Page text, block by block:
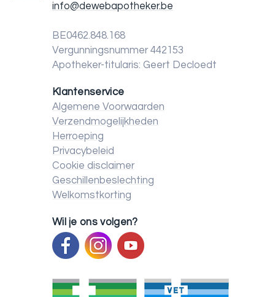
info@dewebapotheker.be
BE0462.848.168
Vergunningsnummer 442153
Apotheker-titularis: Geert Decloedt
Klantenservice
Algemene Voorwaarden
Verzendmogelijkheden
Herroeping
Privacybeleid
Cookie disclaimer
Geschillenbeslechting
Welkomstkorting
Wil je ons volgen?